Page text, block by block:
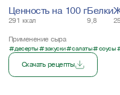
Ценность на 100 г
291 ккал
Белки
9,8
Применение сыра
десерты закуски салаты соусы
Скачать рецепты